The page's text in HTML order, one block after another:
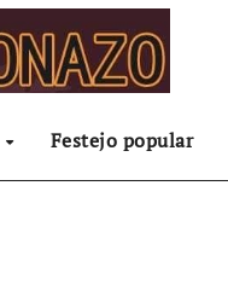
Festejo popular